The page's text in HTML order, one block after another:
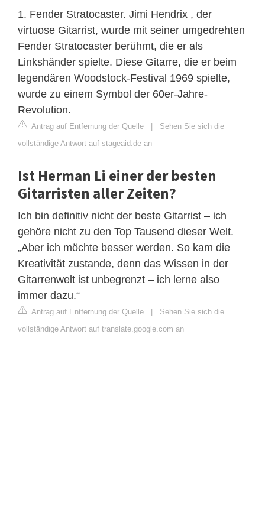
1. Fender Stratocaster. Jimi Hendrix , der
virtuose Gitarrist, wurde mit seiner umgedrehten
Fender Stratocaster berühmt, die er als
Linkshänder spielte. Diese Gitarre, die er beim
legendären Woodstock-Festival 1969 spielte,
wurde zu einem Symbol der 60er-Jahre-
Revolution.
Antrag auf Entfernung der Quelle | Sehen Sie sich die
vollständige Antwort auf stageaid.de an
Ist Herman Li einer der besten
Gitarristen aller Zeiten?
Ich bin definitiv nicht der beste Gitarrist – ich
gehöre nicht zu den Top Tausend dieser Welt.
„Aber ich möchte besser werden. So kam die
Kreativität zustande, denn das Wissen in der
Gitarrenwelt ist unbegrenzt – ich lerne also
immer dazu.“
Antrag auf Entfernung der Quelle | Sehen Sie sich die
vollständige Antwort auf translate.google.com an